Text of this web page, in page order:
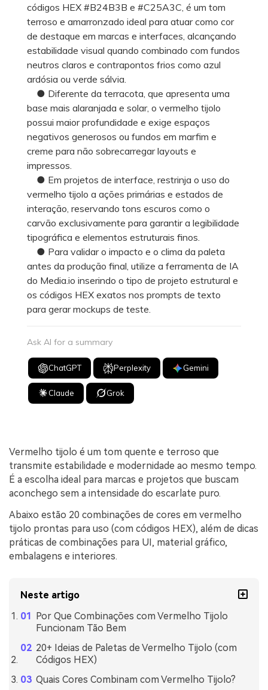
códigos HEX #B24B3B e #C25A3C, é um tom
terroso e amarronzado ideal para atuar como cor
de destaque em marcas e interfaces, alcançando
estabilidade visual quando combinado com fundos
neutros claros e contrapontos frios como azul
ardósia ou verde sálvia.
● Diferente da terracota, que apresenta uma
base mais alaranjada e solar, o vermelho tijolo
possui maior profundidade e exige espaços
negativos generosos ou fundos em marfim e
creme para não sobrecarregar layouts e
impressos.
● Em projetos de interface, restrinja o uso do
vermelho tijolo a ações primárias e estados de
interação, reservando tons escuros como o
carvão exclusivamente para garantir a legibilidade
tipográfica e elementos estruturais finos.
● Para validar o impacto e o clima da paleta
antes da produção final, utilize a ferramenta de IA
do Media.io inserindo o tipo de projeto estrutural e
os códigos HEX exatos nos prompts de texto
para gerar mockups de teste.
Ask AI for a summary
ChatGPT Perplexity Gemini
Claude Grok
Vermelho tijolo é um tom quente e terroso que
transmite estabilidade e modernidade ao mesmo tempo.
É a escolha ideal para marcas e projetos que buscam
aconchego sem a intensidade do escarlate puro.
Abaixo estão 20 combinações de cores em vermelho
tijolo prontas para uso (com códigos HEX), além de dicas
práticas de combinações para UI, material gráfico,
embalagens e interiores.
Neste artigo
Por Que Combinações com Vermelho Tijolo
Funcionam Tão Bem
20+ Ideias de Paletas de Vermelho Tijolo (com
Códigos HEX)
Quais Cores Combinam com Vermelho Tijolo?